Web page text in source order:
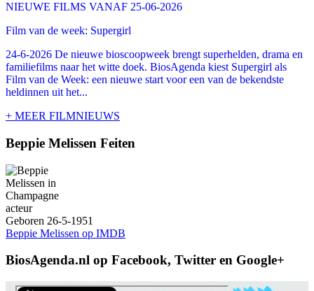
NIEUWE FILMS VANAF 25-06-2026
Film van de week: Supergirl
24-6-2026 De nieuwe bioscoopweek brengt superhelden, drama en
familiefilms naar het witte doek. BiosAgenda kiest Supergirl als
Film van de Week: een nieuwe start voor een van de bekendste
heldinnen uit het...
+ MEER FILMNIEUWS
Beppie Melissen Feiten
acteur
Geboren 26-5-1951
Beppie Melissen op IMDB
BiosAgenda.nl op Facebook, Twitter en Google+